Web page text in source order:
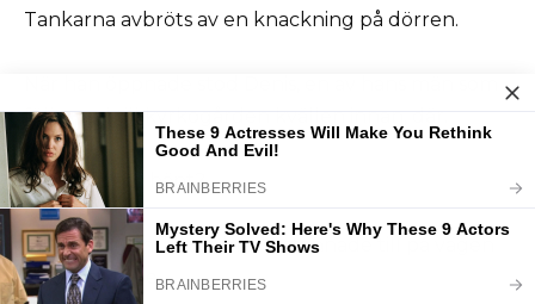
Tankarna avbröts av en knackning på dörren.
följt med till kyrkogården kvällen innan, där.
— Något har hänt?
— Nej, Palych, allt är bra. Vi stannade till på vägen
förbi ett ställe.